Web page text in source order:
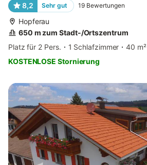
8,2 Sehr gut 19 Bewertungen
Hopferau
650 m zum Stadt-/Ortszentrum
Platz für 2 Pers.
1 Schlafzimmer
40 m²
KOSTENLOSE Stornierung